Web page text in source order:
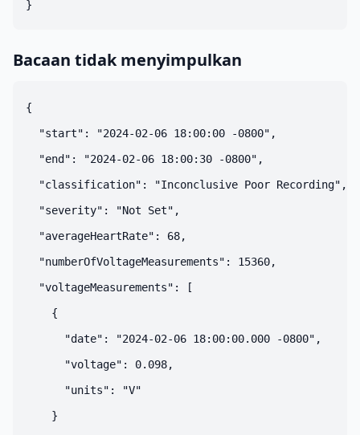
Bacaan tidak menyimpulkan
{
  "start": "2024-02-06 18:00:00 -0800",
  "end": "2024-02-06 18:00:30 -0800",
  "classification": "Inconclusive Poor Recording",
  "severity": "Not Set",
  "averageHeartRate": 68,
  "numberOfVoltageMeasurements": 15360,
  "voltageMeasurements": [
    {
      "date": "2024-02-06 18:00:00.000 -0800",
      "voltage": 0.098,
      "units": "V"
    }